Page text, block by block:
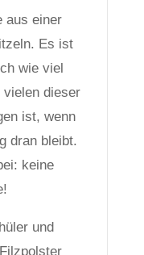
aus einer
Es ist
wie viel
vielen dieser
ist, wenn
dran bleibt.
keine
und